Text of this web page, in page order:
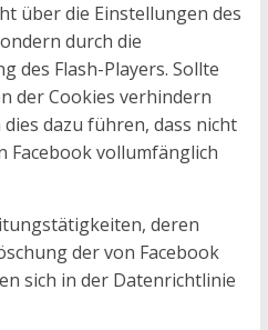
über die Einstellungen des
durch die
des Flash-Players. Sollte
der Cookies verhindern
dazu führen, dass nicht
Facebook vollumfänglich
deren
der von Facebook
sich in der Datenrichtlinie